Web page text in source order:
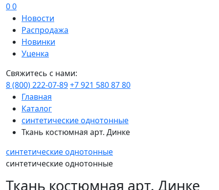
00
Новости
Распродажа
Новинки
Уценка
Свяжитесь с нами:
8 (800) 222-07-89+7 921 580 87 80
Главная
Каталог
синтетические однотонные
Ткань костюмная арт. Динке
синтетические однотонные
синтетические однотонные
Ткань костюмная арт. Динке